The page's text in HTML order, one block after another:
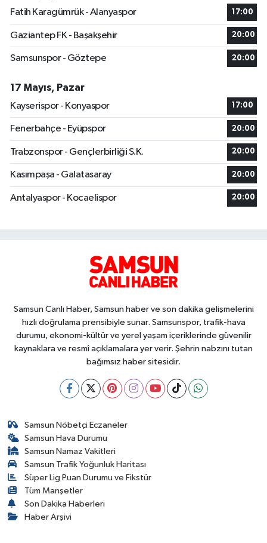
Fatih Karagümrük - Alanyaspor
17:00
Gaziantep FK - Başakşehir 20:00
Samsunspor - Göztepe 20:00
17 Mayıs, Pazar
Kayserispor - Konyaspor
17:00
Fenerbahçe - Eyüpspor 20:00
Trabzonspor - Gençlerbirliği S.K. 20:00
Kasımpaşa - Galatasaray 20:00
Antalyaspor - Kocaelispor 20:00
Samsun Canlı Haber, Samsun haber ve son dakika gelişmelerini
hızlı doğrulama prensibiyle sunar. Samsunspor, trafik-hava
durumu, ekonomi-kültür ve yerel yaşam içeriklerinde güvenilir
kaynaklara ve resmî açıklamalara yer verir. Şehrin nabzını tutan
bağımsız haber sitesidir.
Samsun Nöbetçi Eczaneler
Samsun Hava Durumu
Samsun Namaz Vakitleri
Samsun Trafik Yoğunluk Haritası
Süper Lig Puan Durumu ve Fikstür
Tüm Manşetler
Son Dakika Haberleri
Haber Arşivi